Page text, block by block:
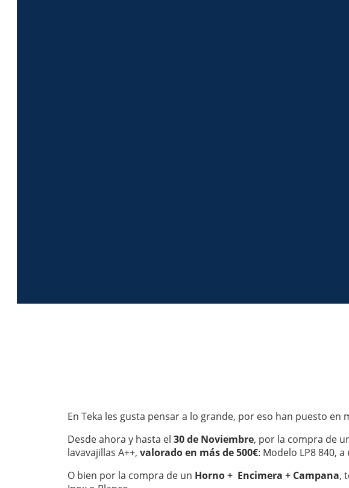
En Teka les gusta pensar a lo grande, por eso han puesto en
Desde ahora y hasta el 30 de Noviembre, por la compra de
lavavajillas A++, valorado en más de 500€: Modelo LP8 840,
O bien por la compra de un Horno + Encimera + Campana,